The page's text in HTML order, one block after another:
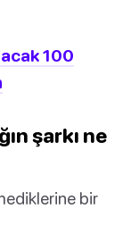
100
şarkı ne
bir